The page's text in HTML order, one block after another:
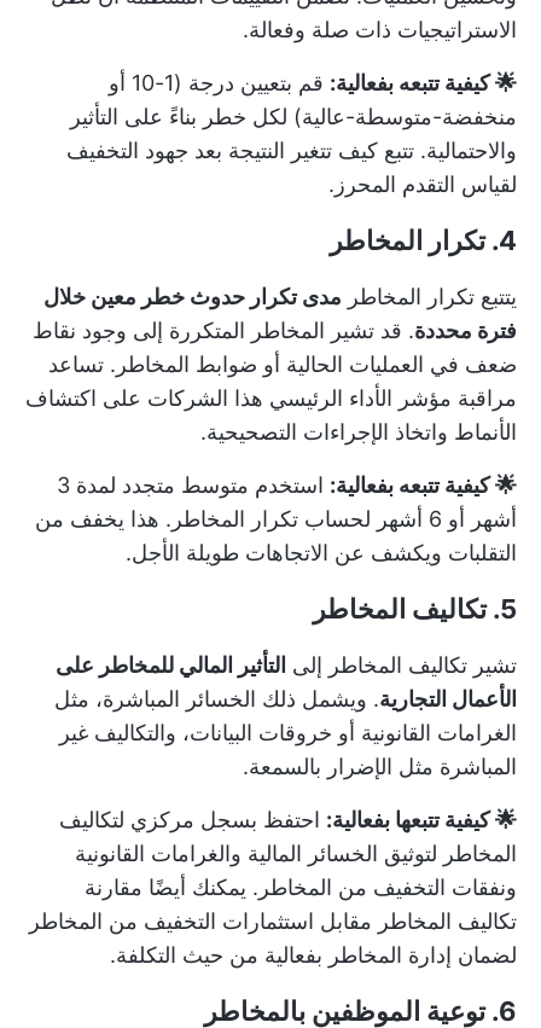
الاستراتيجيات ذات صلة وفعالة.
🌟 كيفية تتبعه بفعالية:
قم بتعيين درجة (1-10 أو
منخفضة-متوسطة-عالية) لكل خطر بناءً على التأثير
والاحتمالية. تتبع كيف تتغير النتيجة بعد جهود التخفيف
لقياس التقدم المحرز.
4. تكرار المخاطر
يتتبع تكرار المخاطر مدى تكرار حدوث خطر معين خلال
فترة محددة. قد تشير المخاطر المتكررة إلى وجود نقاط
ضعف في العمليات الحالية أو ضوابط المخاطر. تساعد
مراقبة مؤشر الأداء الرئيسي هذا الشركات على اكتشاف
الأنماط واتخاذ الإجراءات التصحيحية.
🌟 كيفية تتبعه بفعالية:
استخدم متوسط متجدد لمدة 3
أشهر أو 6 أشهر لحساب تكرار المخاطر. هذا يخفف من
التقلبات ويكشف عن الاتجاهات طويلة الأجل.
5. تكاليف المخاطر
تشير تكاليف المخاطر إلى التأثير المالي للمخاطر على
الأعمال التجارية. ويشمل ذلك الخسائر المباشرة، مثل
الغرامات القانونية أو خروقات البيانات، والتكاليف غير
المباشرة مثل الإضرار بالسمعة.
🌟 كيفية تتبعها بفعالية: احتفظ بسجل مركزي لتكاليف
المخاطر لتوثيق الخسائر المالية والغرامات القانونية
ونفقات التخفيف من المخاطر. يمكنك أيضًا مقارنة
تكاليف المخاطر مقابل استثمارات التخفيف من المخاطر
لضمان إدارة المخاطر بفعالية من حيث التكلفة.
6. توعية الموظفين بالمخاطر